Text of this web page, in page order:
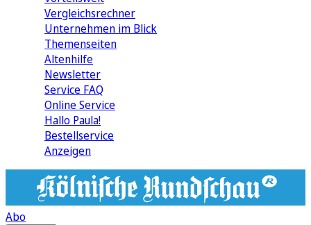
Vergleichsrechner
Unternehmen im Blick
Themenseiten
Altenhilfe
Newsletter
Service FAQ
Online Service
Hallo Paula!
Bestellservice
Anzeigen
Abo